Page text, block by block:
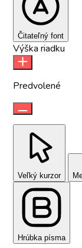
Čitateľný font
Výška riadku
Predvolené
Veľký kurzor
Hrúbka písma